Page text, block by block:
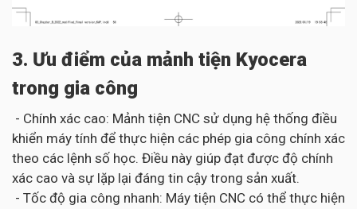
3. Ưu điểm của mảnh tiện Kyocera
trong gia công
- Chính xác cao: Mảnh tiện CNC sử dụng hệ thống điều
khiển máy tính để thực hiện các phép gia công chính xác
theo các lệnh số học. Điều này giúp đạt được độ chính
xác cao và sự lặp lại đáng tin cậy trong sản xuất.
- Tốc độ gia công nhanh: Máy tiện CNC có thể thực hiện